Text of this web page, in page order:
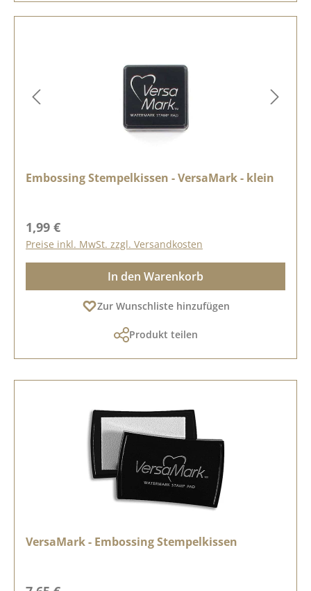
Embossing Stempelkissen - VersaMark - klein
Regulärer Preis:
1,99 €
Preise inkl. MwSt. zzgl. Versandkosten
In den Warenkorb
Zur Wunschliste hinzufügen
Produkt teilen
VersaMark - Embossing Stempelkissen